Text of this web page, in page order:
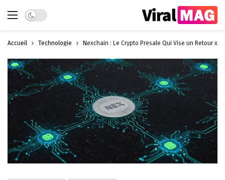
Dark mode
Accueil Technologie Nexchain : Le Crypto Presale Qui Vise un Retour